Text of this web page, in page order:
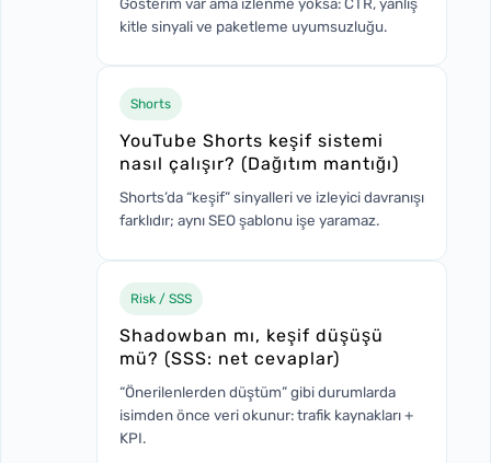
kitle sinyali ve paketleme uyumsuzluğu.
Shorts
YouTube Shorts keşif sistemi
nasıl çalışır? (Dağıtım mantığı)
Shorts’da “keşif” sinyalleri ve izleyici davranışı
farklıdır; aynı SEO şablonu işe yaramaz.
Risk / SSS
Shadowban mı, keşif düşüşü
mü? (SSS: net cevaplar)
“Önerilenlerden düştüm” gibi durumlarda
isimden önce veri okunur: trafik kaynakları +
KPI.